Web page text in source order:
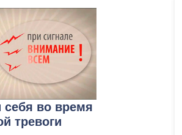
себя во время
тревоги